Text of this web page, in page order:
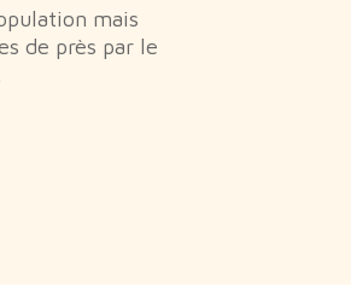
mais
de près par le